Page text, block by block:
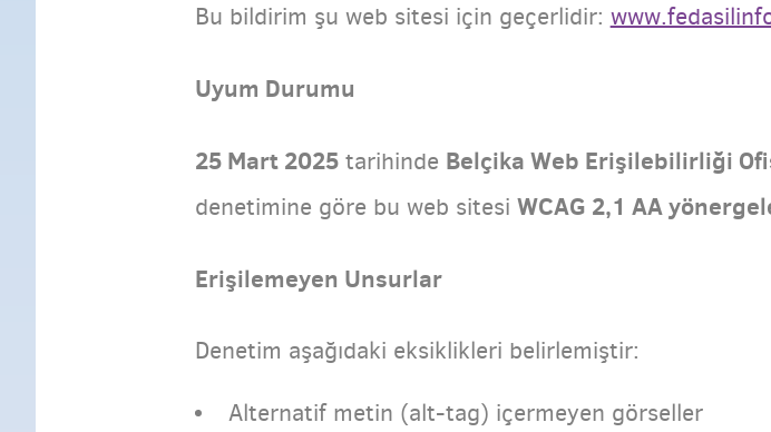
Bu bildirim şu web sitesi için geçerlidir:
Uyum Durumu
25 Mart 2025tarihinde Belçika Web Erişilebilirliği
denetimine göre bu web sitesi WCAG 2,1 AA
Erişilemeyen Unsurlar
Denetim aşağıdaki eksiklikleri belirlemiştir:
Alternatif metin (alt-tag) içermeyen görseller